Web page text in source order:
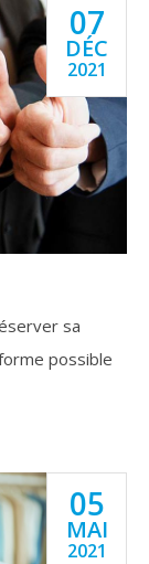
07
DÉC
2021
sa
possible
05
MAI
2021